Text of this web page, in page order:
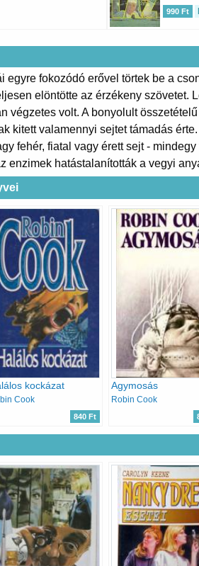
990 Ft
egyre fokozódó erővel törtek be a
elöntötte az érzékeny szövetet.
végzetes volt. A bonyolult
kitett valamennyi sejtet támadás
fehér, fiatal vagy érett sejt -
enzimek hatástalanították a vegyi
kockázat
Cook
840 Ft
Agymosás
Robin Cook